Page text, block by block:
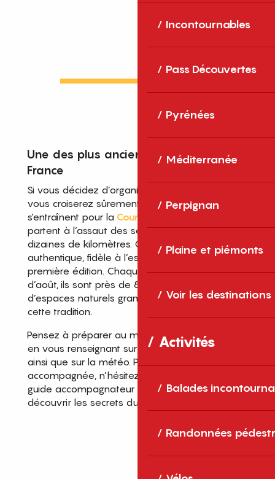
Incontournables
Pass Découvertes
Pyrénées
Méditerranée
Perpignan
Plaine et piémonts
Voir les destinations
Activités
Balades
Randonnées
Une des plus ancienne course de
France
Si vous décidez d’organiser une balade en été,
vous croiserez sûrement les coureurs qui
s’entraînent pour la Course du Canigou
partent à l’assaut des sentiers sur plusieurs
dizaines de kilomètres. Course mère,
authentique, fidèle à l’esprit qui présidait à la
première édition. Chaque année, au mois
d’août, ils sont près de 800 amoureux
d’espaces naturels grandioses à perpétuer
cette tradition.
Pensez à préparer au mieux votre randonnée
en vous renseignant sur les itinéraires proposés
ainsi que sur la météo. Pour une promenade
accompagnée, n’hésitez pas à contacter un
guide accompagnateur breveté qui vous fera
découvrir les secrets du Canigou.